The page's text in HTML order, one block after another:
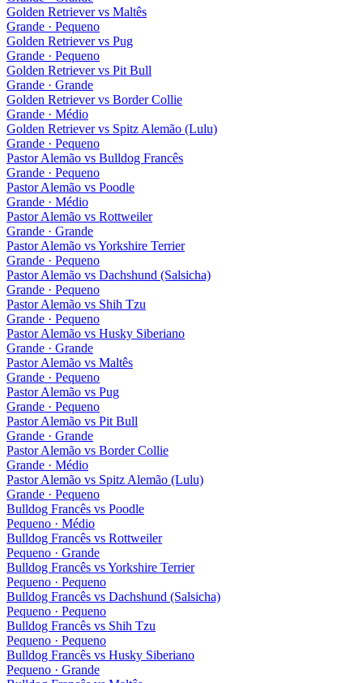
Golden Retriever vs Maltês
Grande · Pequeno
Golden Retriever vs Pug
Grande · Pequeno
Golden Retriever vs Pit Bull
Grande · Grande
Golden Retriever vs Border Collie
Grande · Médio
Golden Retriever vs Spitz Alemão (Lulu)
Grande · Pequeno
Pastor Alemão vs Bulldog Francês
Grande · Pequeno
Pastor Alemão vs Poodle
Grande · Médio
Pastor Alemão vs Rottweiler
Grande · Grande
Pastor Alemão vsYorkshire Terrier
Grande · Pequeno
Pastor Alemão vs Dachshund (Salsicha)
Grande · Pequeno
Pastor Alemão vs Shih Tzu
Grande · Pequeno
Pastor Alemão vs Husky Siberiano
Grande · Grande
Pastor Alemão vs Maltês
Grande · Pequeno
Pastor Alemão vs Pug
Grande · Pequeno
Pastor Alemão vs Pit Bull
Grande · Grande
Pastor Alemão vs Border Collie
Grande · Médio
Pastor Alemão vs Spitz Alemão (Lulu)
Grande · Pequeno
Bulldog Francês vs Poodle
Pequeno · Médio
Bulldog Francês vs Rottweiler
Pequeno · Grande
Bulldog Francês vsYorkshire Terrier
Pequeno · Pequeno
Bulldog Francês vs Dachshund (Salsicha)
Pequeno · Pequeno
Bulldog Francês vs Shih Tzu
Pequeno · Pequeno
Bulldog Francês vs Husky Siberiano
Pequeno · Grande